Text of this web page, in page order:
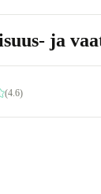
ja
(4.6)